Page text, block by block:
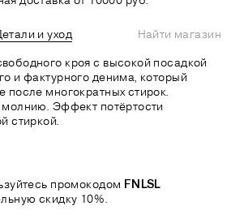
и уход
Найти магазин
кроя с высокой посадкой
и фактурного денима, который
после многократных стирок.
Эффект потёртости
стиркой.
промокодом FNLSL
скидку 10%.